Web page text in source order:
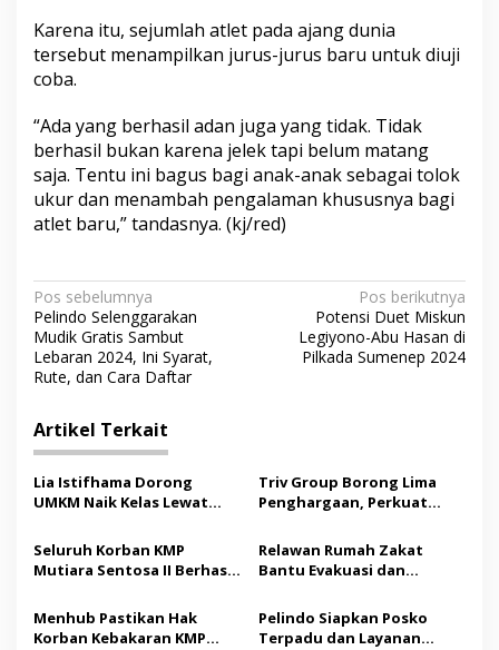
Karena itu, sejumlah atlet pada ajang dunia
tersebut menampilkan jurus-jurus baru untuk diuji
coba.
“Ada yang berhasil adan juga yang tidak. Tidak
berhasil bukan karena jelek tapi belum matang
saja. Tentu ini bagus bagi anak-anak sebagai tolok
ukur dan menambah pengalaman khususnya bagi
atlet baru,” tandasnya. (kj/red)
N
a
v
i
g
a
s
i
p
o
s
Pos sebelumnya
Pelindo Selenggarakan
Mudik Gratis Sambut
Lebaran 2024, Ini Syarat,
Rute, dan Cara Daftar
Pos berikutnya
Potensi Duet Miskun
Legiyono-Abu Hasan di
Pilkada Sumenep 2024
Artikel Terkait
Lia Istifhama Dorong
UMKM Naik Kelas Lewat
Soroti Pemberdayaan
Difabel
Triv Group Borong Lima
Penghargaan, Perkuat
Aset Digital Terpercaya
Seluruh Korban KMP
Mutiara Sentosa II Berhasil
Audit Operator Kapal
Relawan Rumah Zakat
Bantu Evakuasi dan
Kebakaran KMP Mutiara
Sentosa II
Menhub Pastikan Hak
Korban Kebakaran KMP
Pelindo Siapkan Posko
Terpadu dan Layanan